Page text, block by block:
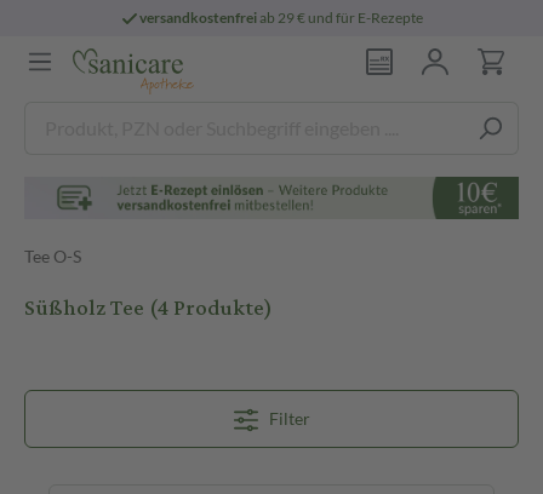
versandkostenfreiab 29 € und für E-Rezepte
Tee O-S
Süßholz Tee (4 Produkte)
Filter